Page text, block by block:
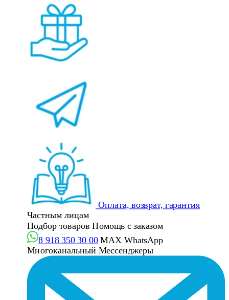
Оплата, возврат, гарантия
Частным лицам
Подбор товаров Помощь с заказом
8 918 350 30 00 MAX WhatsApp
Многоканальный Мессенджеры